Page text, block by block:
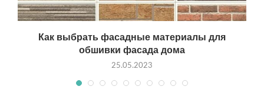
Как выбрать фасадные материалы для
обшивки фасада дома
25.05.2023